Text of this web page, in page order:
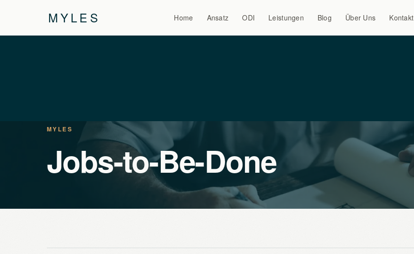
MYLES Home Ansatz ODI Leistungen Blog Über Uns Kontakt
MYLES
Jobs-to-Be-Done